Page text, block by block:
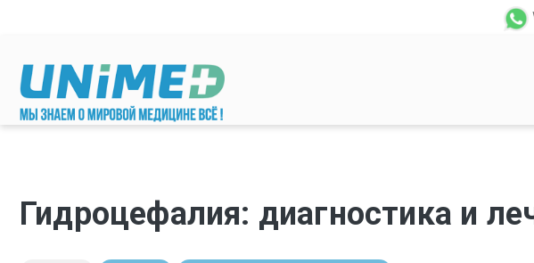
Гидроцефалия: диагностика и